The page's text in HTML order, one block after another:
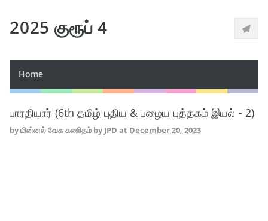
2025 குரூப் 4
Home
பாரதியார் (6th தமிழ் புதிய & பழைய புத்தகம் இயல் - 2)
byமின்னல் வேக கணிதம் by JPD at December 20, 2023